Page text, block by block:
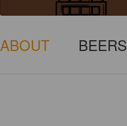
ABOUT BEERS